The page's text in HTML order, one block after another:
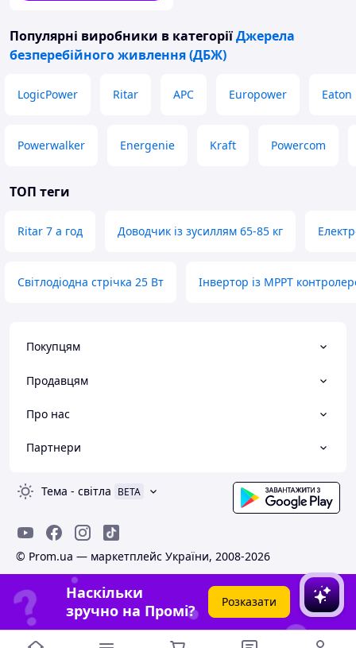
Популярні виробники в категоріїДжерела
безперебійного живлення (ДБЖ)
LogicPower Ritar APC Europower Eaton
Powerwalker Energenie Kraft Powercom
ТОП теги
Ritar 7 а год Доводчик із зусиллям 65-85 кг
Світлодіодна стрічка 25 Вт Інвертор із MPPT
Покупцям
Продавцям
Про нас
Партнери
Тема - світла BETA
© Prom.ua — маркетплейс України, 2008-2026
Наскільки
зручно на Промі?
Розказати